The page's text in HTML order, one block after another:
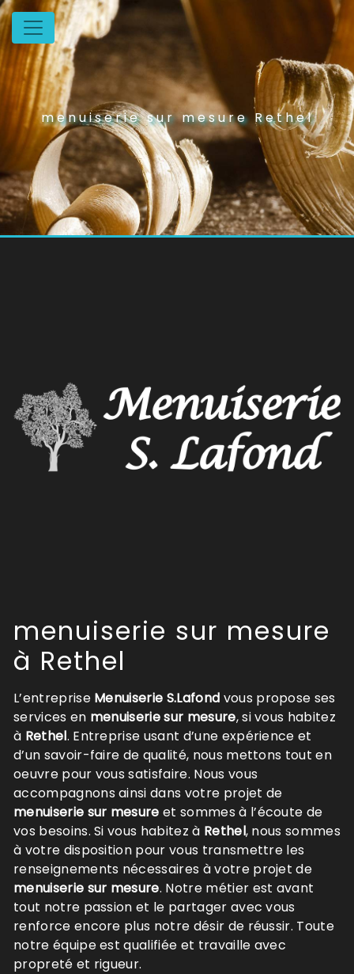
Panneau de gestion des cookies
menuiserie sur mesure Rethel
menuiserie sur mesure
à Rethel
L’entreprise Menuiserie S.Lafond vous propose ses
services en menuiserie sur mesure, si vous habitez
à Rethel. Entreprise usant d’une expérience et
d’un savoir-faire de qualité, nous mettons tout en
oeuvre pour vous satisfaire. Nous vous
accompagnons ainsi dans votre projet de
menuiserie sur mesure et sommes à l’écoute de
vos besoins. Si vous habitez à Rethel, nous sommes
à votre disposition pour vous transmettre les
renseignements nécessaires à votre projet de
menuiserie sur mesure. Notre métier est avant
tout notre passion et le partager avec vous
renforce encore plus notre désir de réussir. Toute
notre équipe est qualifiée et travaille avec
propreté et rigueur.